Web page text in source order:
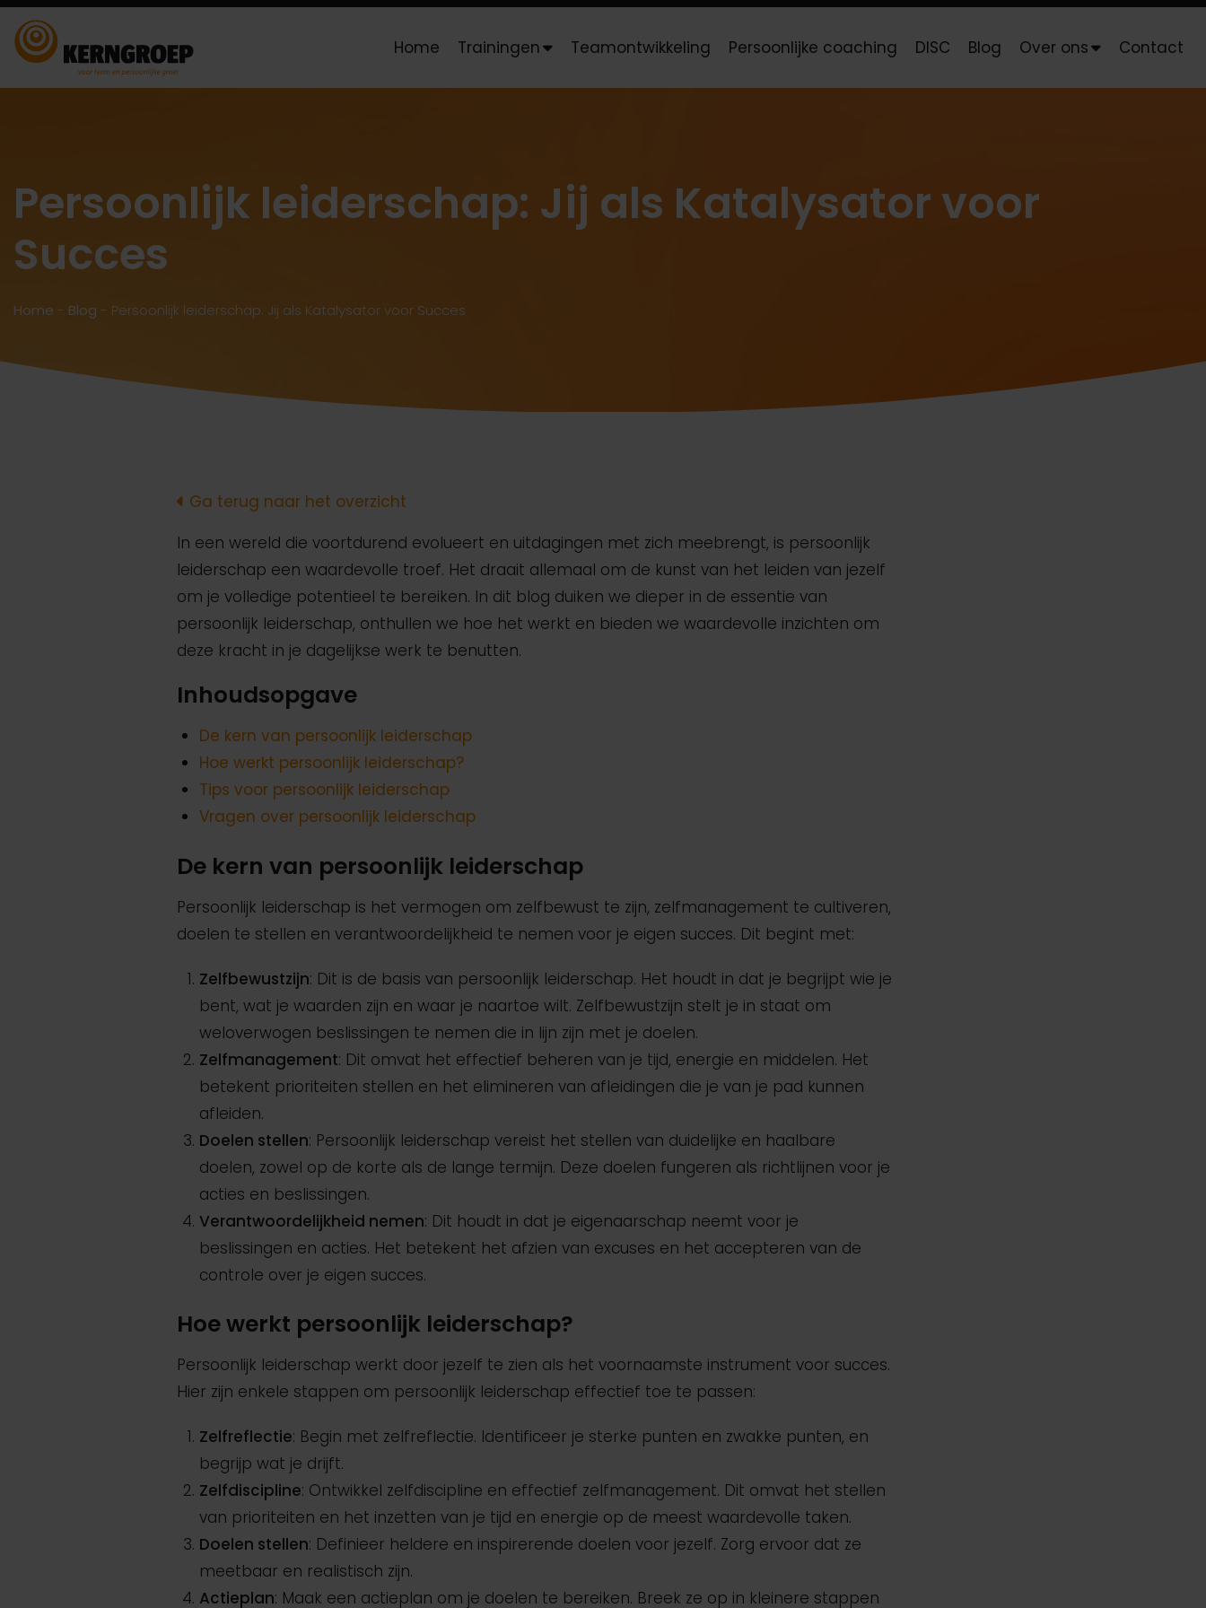
Home Trainingen Teamontwikkeling Persoonlijke coaching DISC Blog Over ons Contact
Persoonlijk leiderschap: Jij als Katalysator voor
Succes
Home - Blog - Persoonlijk leiderschap: Jij als Katalysator voor Succes
Ga terug naar het overzicht
In een wereld die voortdurend evolueert en uitdagingen met zich meebrengt, is persoonlijk
leiderschap een waardevolle troef. Het draait allemaal om de kunst van het leiden van jezelf
om je volledige potentieel te bereiken. In dit blog duiken we dieper in de essentie van
persoonlijk leiderschap, onthullen we hoe het werkt en bieden we waardevolle inzichten om
deze kracht in je dagelijkse werk te benutten.
Inhoudsopgave
De kern van persoonlijk leiderschap
Hoe werkt persoonlijk leiderschap?
Tips voor persoonlijk leiderschap
Vragen over persoonlijk leiderschap
De kern van persoonlijk leiderschap
Persoonlijk leiderschap is het vermogen om zelfbewust te zijn, zelfmanagement te cultiveren,
doelen te stellen en verantwoordelijkheid te nemen voor je eigen succes. Dit begint met:
Zelfbewustzijn: Dit is de basis van persoonlijk leiderschap. Het houdt in dat je begrijpt wie je
bent, wat je waarden zijn en waar je naartoe wilt. Zelfbewustzijn stelt je in staat om
weloverwogen beslissingen te nemen die in lijn zijn met je doelen.
Zelfmanagement: Dit omvat het effectief beheren van je tijd, energie en middelen. Het
betekent prioriteiten stellen en het elimineren van afleidingen die je van je pad kunnen
afleiden.
Doelen stellen: Persoonlijk leiderschap vereist het stellen van duidelijke en haalbare
doelen, zowel op de korte als de lange termijn. Deze doelen fungeren als richtlijnen voor je
acties en beslissingen.
Verantwoordelijkheid nemen: Dit houdt in dat je eigenaarschap neemt voor je
beslissingen en acties. Het betekent het afzien van excuses en het accepteren van de
controle over je eigen succes.
Hoe werkt persoonlijk leiderschap?
Persoonlijk leiderschap werkt door jezelf te zien als het voornaamste instrument voor succes.
Hier zijn enkele stappen om persoonlijk leiderschap effectief toe te passen:
Zelfreflectie: Begin met zelfreflectie. Identificeer je sterke punten en zwakke punten, en
begrijp wat je drijft.
Zelfdiscipline: Ontwikkel zelfdiscipline en effectief zelfmanagement. Dit omvat het stellen
van prioriteiten en het inzetten van je tijd en energie op de meest waardevolle taken.
Doelen stellen: Definieer heldere en inspirerende doelen voor jezelf. Zorg ervoor dat ze
meetbaar en realistisch zijn.
Actieplan: Maak een actieplan om je doelen te bereiken. Breek ze op in kleinere stappen